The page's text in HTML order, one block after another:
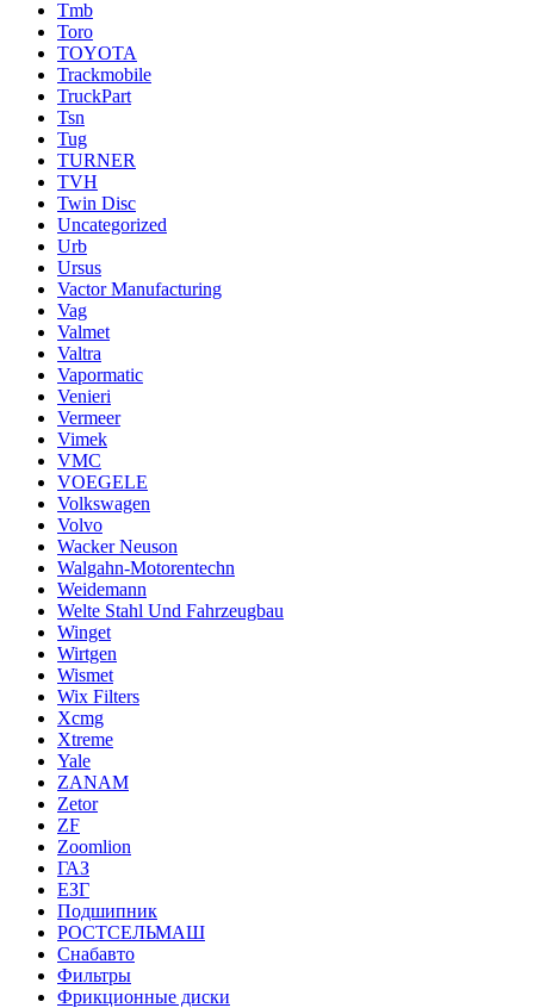
Tmb
Toro
TOYOTA
Trackmobile
TruckPart
Tsn
Tug
TURNER
TVH
Twin Disc
Uncategorized
Urb
Ursus
Vactor Manufacturing
Vag
Valmet
Valtra
Vapormatic
Venieri
Vermeer
Vimek
VMC
VOEGELE
Volkswagen
Volvo
Wacker Neuson
Walgahn-Motorentechn
Weidemann
Welte Stahl Und Fahrzeugbau
Winget
Wirtgen
Wismet
Wix Filters
Xcmg
Xtreme
Yale
ZANAM
Zetor
ZF
Zoomlion
ГАЗ
ЕЗГ
Подшипник
РОСТСЕЛЬМАШ
Снабавто
Фильтры
Фрикционные диски